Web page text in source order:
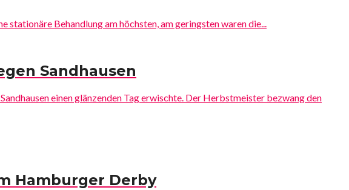
Behandlung am höchsten, am geringsten waren die...
Sandhausen
einen glänzenden Tag erwischte. Der Herbstmeister bezwang den
Hamburger Derby